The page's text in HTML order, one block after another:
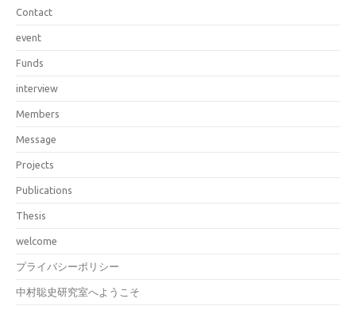
Contact
event
Funds
interview
Members
Message
Projects
Publications
Thesis
welcome
プライバシーポリシー
中村聡史研究室へようこそ